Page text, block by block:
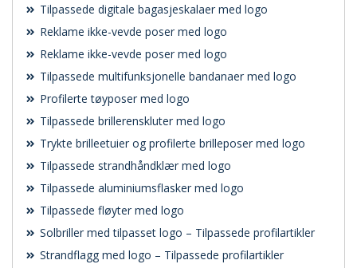
Tilpassede digitale bagasjeskalaer med logo
Reklame ikke-vevde poser med logo
Reklame ikke-vevde poser med logo
Tilpassede multifunksjonelle bandanaer med logo
Profilerte tøyposer med logo
Tilpassede brillerenskluter med logo
Trykte brilleetuier og profilerte brilleposer med logo
Tilpassede strandhåndklær med logo
Tilpassede aluminiumsflasker med logo
Tilpassede fløyter med logo
Solbriller med tilpasset logo – Tilpassede profilartikler
Strandflagg med logo – Tilpassede profilartikler